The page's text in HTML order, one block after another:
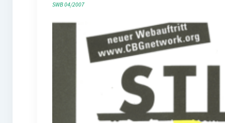
SWB 04/2007